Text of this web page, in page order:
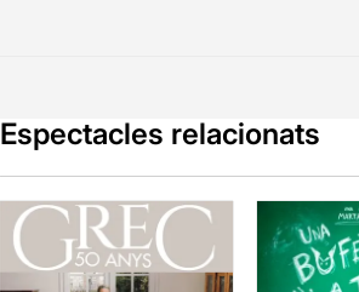
Espectacles relacionats